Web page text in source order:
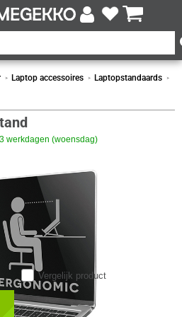
Laptop accessoires Laptopstandaards
3 werkdagen (woensdag)
✓ 30 dagen bedenktermijn!
Vergelijk product
0 - 36°
Aluminium